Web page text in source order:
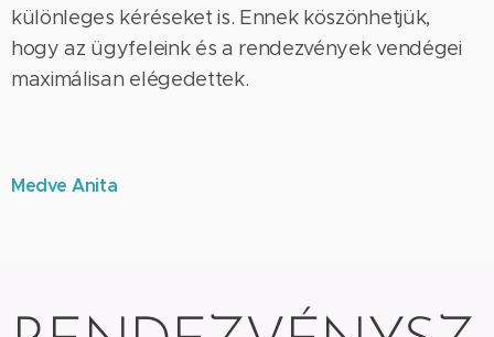
különleges kéréseket is. Ennek köszönhetjük,
hogy az ügyfeleink és a rendezvények vendégei
maximálisan elégedettek.
Medve Anita